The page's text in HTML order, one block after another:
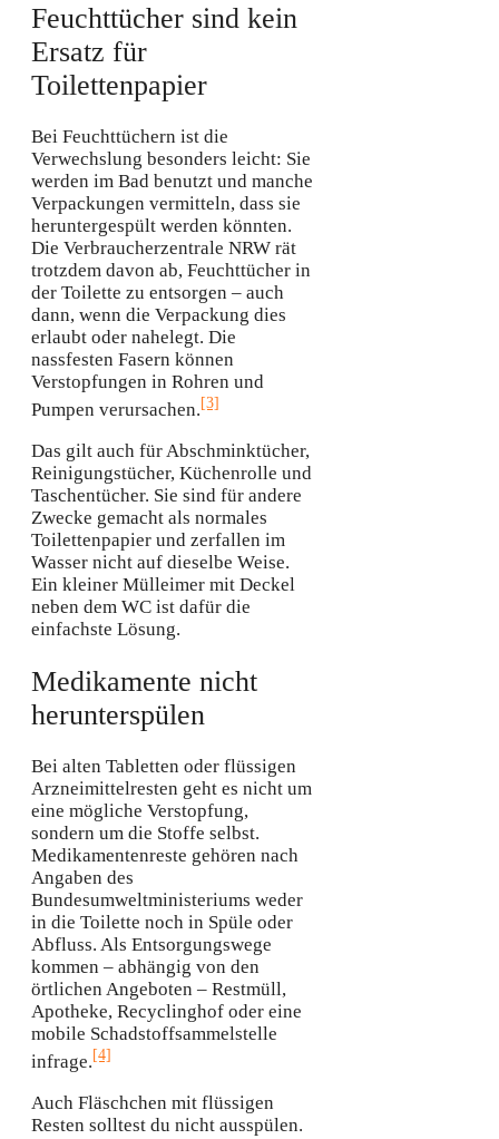
Feuchttücher sind kein
Ersatz für
Toilettenpapier
Bei Feuchttüchern ist die
Verwechslung besonders leicht: Sie
werden im Bad benutzt und manche
Verpackungen vermitteln, dass sie
heruntergespült werden könnten.
Die Verbraucherzentrale NRW rät
trotzdem davon ab, Feuchttücher in
der Toilette zu entsorgen – auch
dann, wenn die Verpackung dies
erlaubt oder nahelegt. Die
nassfesten Fasern können
Verstopfungen in Rohren und
Pumpen verursachen.[3]
Das gilt auch für Abschminktücher,
Reinigungstücher, Küchenrolle und
Taschentücher. Sie sind für andere
Zwecke gemacht als normales
Toilettenpapier und zerfallen im
Wasser nicht auf dieselbe Weise.
Ein kleiner Mülleimer mit Deckel
neben dem WC ist dafür die
einfachste Lösung.
Medikamente nicht
herunterspülen
Bei alten Tabletten oder flüssigen
Arzneimittelresten geht es nicht um
eine mögliche Verstopfung,
sondern um die Stoffe selbst.
Medikamentenreste gehören nach
Angaben des
Bundesumweltministeriums weder
in die Toilette noch in Spüle oder
Abfluss. Als Entsorgungswege
kommen – abhängig von den
örtlichen Angeboten – Restmüll,
Apotheke, Recyclinghof oder eine
mobile Schadstoffsammelstelle
infrage.[4]
Auch Fläschchen mit flüssigen
Resten solltest du nicht ausspülen.